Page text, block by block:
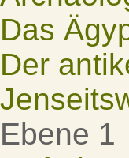
Das
Der
Ebene 1